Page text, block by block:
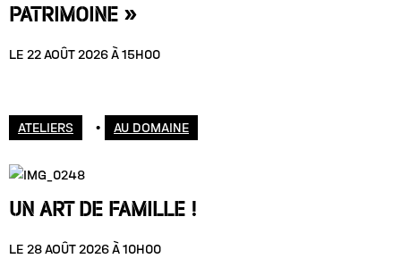
PATRIMOINE »
LE 22 AOÛT 2026 À 15H00
ATELIERS • AU DOMAINE
UN ART DE FAMILLE !
LE 28 AOÛT 2026 À 10H00